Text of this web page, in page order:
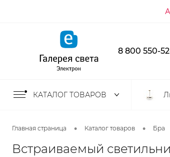
8 800 550-
КАТАЛОГ ТОВАРОВ
Главная страница • Каталог товаров • Бра
Встраиваемый